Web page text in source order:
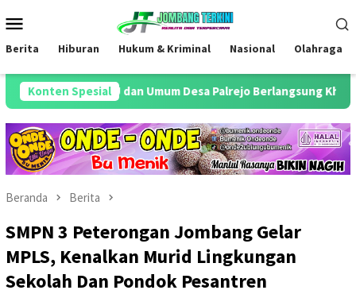
ke
kontenMobile
Berita Hiburan Hukum & Kriminal Nasional Olahraga
Konten Spesial
dan Umum Desa Palrejo Berlangsung Khidmat
Beranda Berita
SMPN 3 Peterongan Jombang Gelar
MPLS, Kenalkan Murid Lingkungan
Sekolah Dan Pondok Pesantren